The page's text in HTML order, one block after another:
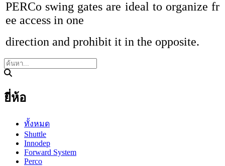
PERCo swing gates are ideal to organize fr
ee access in one
direction and prohibit it in the opposite.
ยี่ห้อ
ทั้งหมด
Shuttle
Innodep
Forward System
Perco